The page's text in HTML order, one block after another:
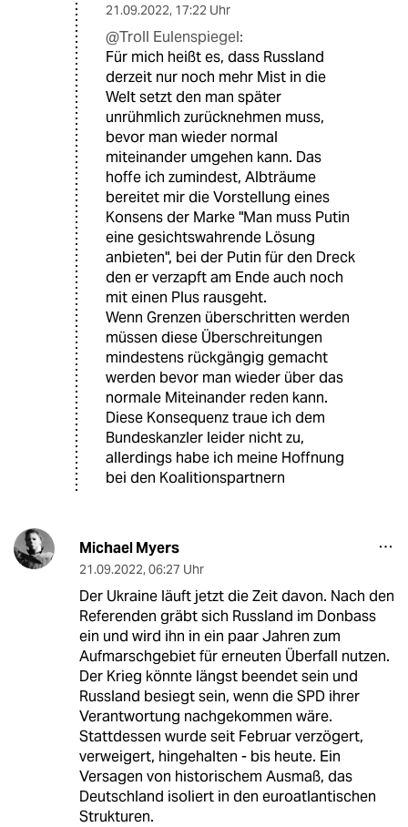
21.09.2022, 17:22 Uhr
@Troll Eulenspiegel:
Für mich heißt es, dass Russland
derzeit nur noch mehr Mist in die
Welt setzt den man später
unrühmlich zurücknehmen muss,
bevor man wieder normal
miteinander umgehen kann. Das
hoffe ich zumindest, Albträume
bereitet mir die Vorstellung eines
Konsens der Marke "Man muss Putin
eine gesichtswahrende Lösung
anbieten", bei der Putin für den Dreck
den er verzapft am Ende auch noch
mit einen Plus rausgeht.
Wenn Grenzen überschritten werden
müssen diese Überschreitungen
mindestens rückgängig gemacht
werden bevor man wieder über das
normale Miteinander reden kann.
Diese Konsequenz traue ich dem
Bundeskanzler leider nicht zu,
allerdings habe ich meine Hoffnung
bei den Koalitionspartnern
Michael Myers
21.09.2022, 06:27 Uhr
Der Ukraine läuft jetzt die Zeit davon. Nach den
Referenden gräbt sich Russland im Donbass
ein und wird ihn in ein paar Jahren zum
Aufmarschgebiet für erneuten Überfall nutzen.
Der Krieg könnte längst beendet sein und
Russland besiegt sein, wenn die SPD ihrer
Verantwortung nachgekommen wäre.
Stattdessen wurde seit Februar verzögert,
verweigert, hingehalten - bis heute. Ein
Versagen von historischem Ausmaß, das
Deutschland isoliert in den euroatlantischen
Strukturen.